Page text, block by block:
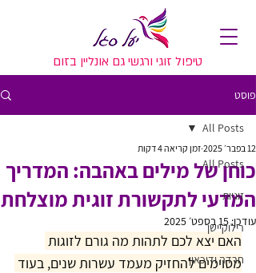
טיפול זוגי ורגשי גם אונליין בזום
פוסט
All Posts
זוגיות
רילוקיישן
חרדה ודיכאון
All Posts
כוחן של מילים באהבה: המדריך
המדעי לתקשורת זוגית מוצלחת
12 בפבר׳ 2025 זמן קריאה 4 דקות
עודכן:15 בספט׳ 2025
האם יצא לכם לתהות מה גורם לזוגות
מסוימים להחזיק מעמד עשרות שנים, בעוד